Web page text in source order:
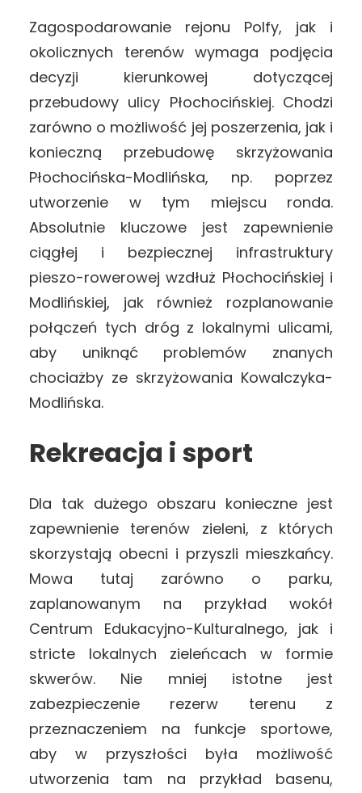
Zagospodarowanie rejonu Polfy, jak i
okolicznych terenów wymaga podjęcia
decyzji kierunkowej dotyczącej
przebudowy ulicy Płochocińskiej. Chodzi
zarówno o możliwość jej poszerzenia, jak i
konieczną przebudowę skrzyżowania
Płochocińska-Modlińska, np. poprzez
utworzenie w tym miejscu ronda.
Absolutnie kluczowe jest zapewnienie
ciągłej i bezpiecznej infrastruktury
pieszo-rowerowej wzdłuż Płochocińskiej i
Modlińskiej, jak również rozplanowanie
połączeń tych dróg z lokalnymi ulicami,
aby uniknąć problemów znanych
chociażby ze skrzyżowania Kowalczyka-
Modlińska.
Rekreacja i sport
Dla tak dużego obszaru konieczne jest
zapewnienie terenów zieleni, z których
skorzystają obecni i przyszli mieszkańcy.
Mowa tutaj zarówno o parku,
zaplanowanym na przykład wokół
Centrum Edukacyjno-Kulturalnego, jak i
stricte lokalnych zieleńcach w formie
skwerów. Nie mniej istotne jest
zabezpieczenie rezerw terenu z
przeznaczeniem na funkcje sportowe,
aby w przyszłości była możliwość
utworzenia tam na przykład basenu,